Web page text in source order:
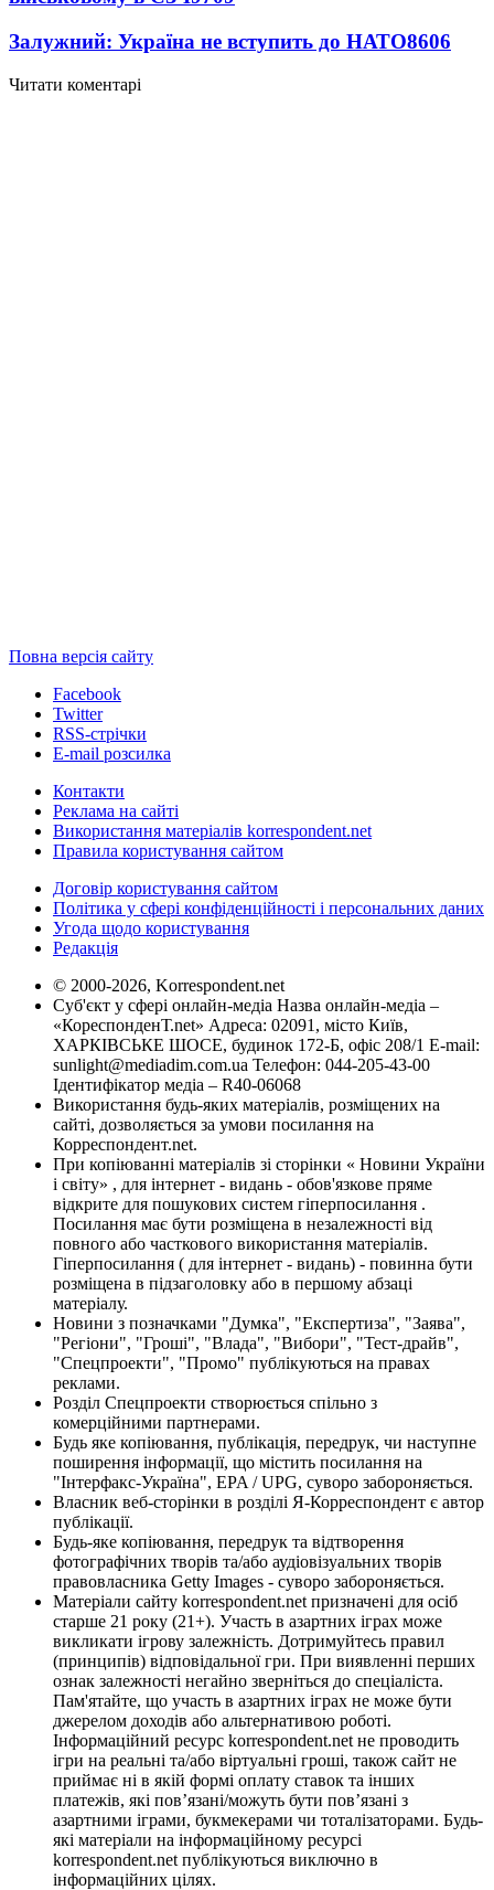
Залужний: Україна не вступить до НАТО8606
Читати коментарі
Повна версія сайту
Facebook
Twitter
RSS-стрічки
E-mail розсилка
Контакти
Реклама на сайті
Використання матеріалів korrespondent.net
Правила користування сайтом
Договір користування сайтом
Політика у сфері конфіденційності і персональних даних
Угода щодо користування
Редакція
© 2000-2026, Korrespondent.net
Суб'єкт у сфері онлайн-медіа Назва онлайн-медіа –
«КореспонденТ.net» Адреса: 02091, місто Київ,
ХАРКІВСЬКЕ ШОСЕ, будинок 172-Б, офіс 208/1 E-mail:
sunlight@mediadim.com.ua Телефон: 044-205-43-00
Ідентифікатор медіа – R40-06068
Використання будь-яких матеріалів, розміщених на
сайті, дозволяється за умови посилання на
Корреспондент.net.
При копіюванні матеріалів зі сторінки « Новини України
і світу» , для інтернет - видань - обов'язкове пряме
відкрите для пошукових систем гіперпосилання .
Посилання має бути розміщена в незалежності від
повного або часткового використання матеріалів.
Гіперпосилання ( для інтернет - видань) - повинна бути
розміщена в підзаголовку або в першому абзаці
матеріалу.
Новини з позначками "Думка", "Експертиза", "Заява",
"Регіони", "Гроші", "Влада", "Вибори", "Тест-драйв",
"Спецпроекти", "Промо" публікуються на правах
реклами.
Розділ Спецпроекти створюється спільно з
комерційними партнерами.
Будь яке копіювання, публікація, передрук, чи наступне
поширення інформації, що містить посилання на
"Інтерфакс-Україна", EPA / UPG, суворо забороняється.
Власник веб-сторінки в розділі Я-Корреспондент є автор
публікації.
Будь-яке копіювання, передрук та відтворення
фотографічних творів та/або аудіовізуальних творів
правовласника Getty Images - суворо забороняється.
Матеріали сайту korrespondent.net призначені для осіб
старше 21 року (21+). Участь в азартних іграх може
викликати ігрову залежність. Дотримуйтесь правил
(принципів) відповідальної гри. При виявленні перших
ознак залежності негайно зверніться до спеціаліста.
Пам'ятайте, що участь в азартних іграх не може бути
джерелом доходів або альтернативою роботі.
Інформаційний ресурс korrespondent.net не проводить
ігри на реальні та/або віртуальні гроші, також сайт не
приймає ні в якій формі оплату ставок та інших
платежів, які пов’язані/можуть бути пов’язані з
азартними іграми, букмекерами чи тоталізаторами. Будь-
які матеріали на інформаційному ресурсі
korrespondent.net публікуються виключно в
інформаційних цілях.